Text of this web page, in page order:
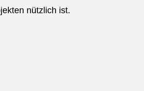
nützlich ist.